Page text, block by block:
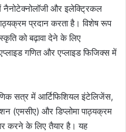
नैनोटेक्नोलॉजी और इलेक्ट्रिकल
प्रदान करता है। विशेष रूप
को बढ़ावा देने के लिए
गणित और एप्लाइड फिजिक्स में
सत्र में आर्टिफिशियल इंटेलिजेंस,
(एमसीए) और डिप्लोमा पाठ्यक्रम
करने के लिए तैयार है। यह